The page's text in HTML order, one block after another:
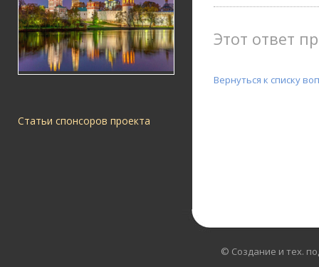
Статьи спонсоров проекта
Этот ответ
Вернуться к списку
© Создание и тех.